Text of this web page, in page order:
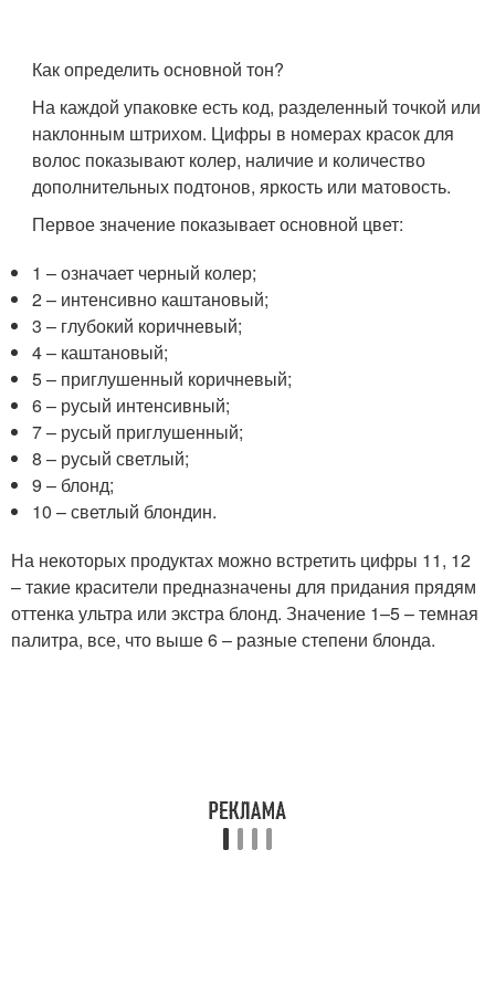
Как определить основной тон?
На каждой упаковке есть код, разделенный точкой или
наклонным штрихом. Цифры в номерах красок для
волос показывают колер, наличие и количество
дополнительных подтонов, яркость или матовость.
Первое значение показывает основной цвет:
1 – означает черный колер;
2 – интенсивно каштановый;
3 – глубокий коричневый;
4 – каштановый;
5 – приглушенный коричневый;
6 – русый интенсивный;
7 – русый приглушенный;
8 – русый светлый;
9 – блонд;
10 – светлый блондин.
На некоторых продуктах можно встретить цифры 11, 12
– такие красители предназначены для придания прядям
оттенка ультра или экстра блонд. Значение 1–5 – темная
палитра, все, что выше 6 – разные степени блонда.